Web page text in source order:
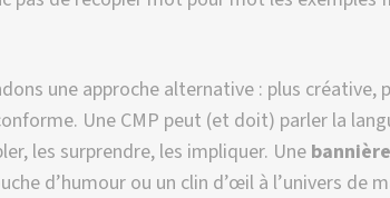
une approche alternative : plus créative,
Une CMP peut (et doit) parler la
les surprendre, les impliquer. Une
d’humour ou un clin d’œil à l’univers de